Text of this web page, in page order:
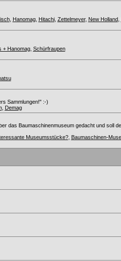
, Hanomag, Hitachi, Zettelmeyer, New Holland,
+ Hanomag, Schürfraupen
Sammlungen!" :-)
, Demag
das Baumaschinenmuseum gedacht und soll
Museumsstücke?, Baumaschinen-